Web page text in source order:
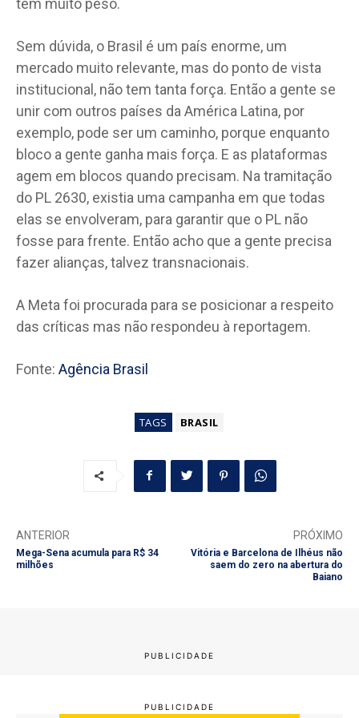
tem muito peso.
Sem dúvida, o Brasil é um país enorme, um
mercado muito relevante, mas do ponto de vista
institucional, não tem tanta força. Então a gente se
unir com outros países da América Latina, por
exemplo, pode ser um caminho, porque enquanto
bloco a gente ganha mais força. E as plataformas
agem em blocos quando precisam. Na tramitação
do PL 2630, existia uma campanha em que todas
elas se envolveram, para garantir que o PL não
fosse para frente. Então acho que a gente precisa
fazer alianças, talvez transnacionais.
A Meta foi procurada para se posicionar a respeito
das críticas mas não respondeu à reportagem.
Fonte: Agência Brasil
TAGS BRASIL
ANTERIOR
Mega-Sena acumula para R$ 34
milhões
PRÓXIMO
Vitória e Barcelona de Ilhéus não
saem do zero na abertura do
Baiano